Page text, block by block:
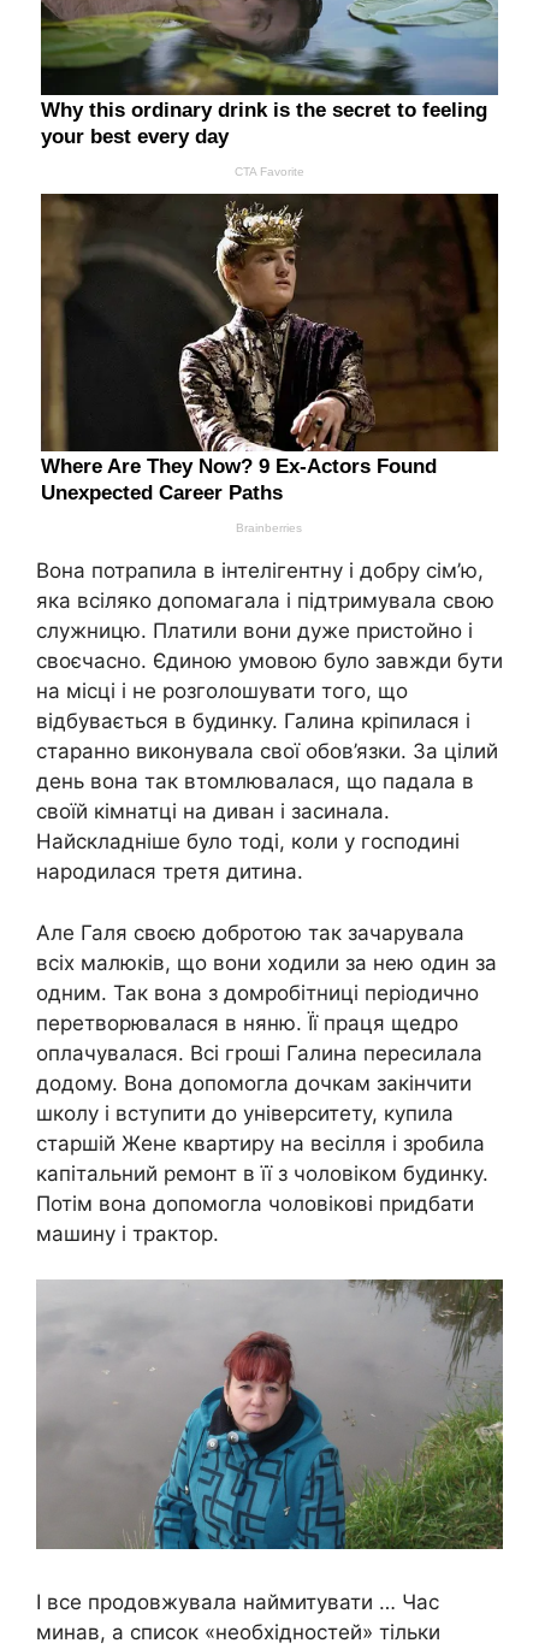
Вона потрапила в інтелігентну і добру сім’ю,
яка всіляко допомагала і підтримувала свою
служницю. Платили вони дуже пристойно і
своєчасно. Єдиною умовою було завжди бути
на місці і не розголошувати того, що
відбувається в будинку. Галина кріпилася і
старанно виконувала свої обов’язки. За цілий
день вона так втомлювалася, що падала в
своїй кімнатці на диван і засинала.
Найскладніше було тоді, коли у господині
народилася третя дитина.
Але Галя своєю добротою так зачарувала
всіх малюків, що вони ходили за нею один за
одним. Так вона з домробітниці періодично
перетворювалася в няню. Її праця щедро
оплачувалася. Всі гроші Галина пересилала
додому. Вона допомогла дочкам закінчити
школу і вступити до університету, купила
старшій Жене квартиру на весілля і зробила
капітальний ремонт в її з чоловіком будинку.
Потім вона допомогла чоловікові придбати
машину і трактор.
І все продовжувала наймитувати … Час
минав, а список «необхідностей» тільки